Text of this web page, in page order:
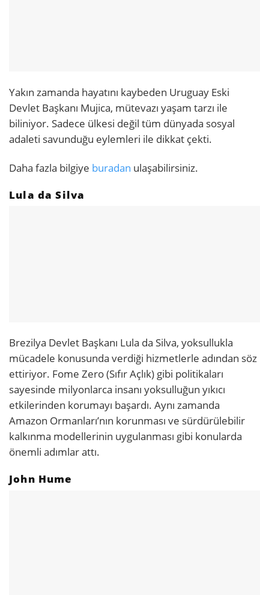
Yakın zamanda hayatını kaybeden Uruguay Eski
Devlet Başkanı Mujica, mütevazı yaşam tarzı ile
biliniyor. Sadece ülkesi değil tüm dünyada sosyal
adaleti savunduğu eylemleri ile dikkat çekti.
Daha fazla bilgiye buradan ulaşabilirsiniz.
Lula da Silva
Brezilya Devlet Başkanı Lula da Silva, yoksullukla
mücadele konusunda verdiği hizmetlerle adından söz
ettiriyor. Fome Zero (Sıfır Açlık) gibi politikaları
sayesinde milyonlarca insanı yoksulluğun yıkıcı
etkilerinden korumayı başardı. Aynı zamanda
Amazon Ormanları’nın korunması ve sürdürülebilir
kalkınma modellerinin uygulanması gibi konularda
önemli adımlar attı.
John Hume